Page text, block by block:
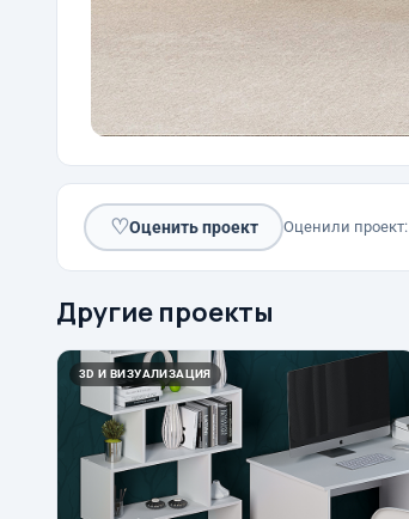
♡Оценить проект Оценили проект:
Другие проекты
3D И ВИЗУАЛИЗАЦИЯ